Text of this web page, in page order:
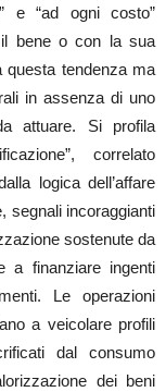
e “ad ogni costo”
bene o con la sua
questa tendenza ma
in assenza di uno
attuare. Si profila
correlato
logica dell’affare
segnali incoraggianti
sostenute da
a finanziare ingenti
Le operazioni
a veicolare profili
dal consumo
dei beni